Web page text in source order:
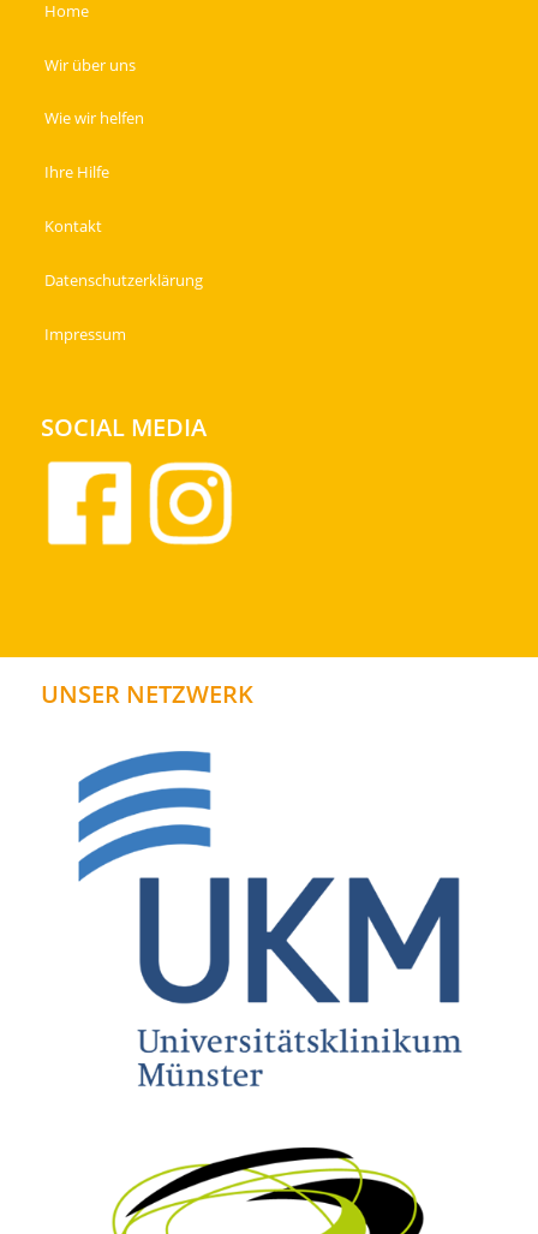
Home
Wir über uns
Wie wir helfen
Ihre Hilfe
Kontakt
Datenschutzerklärung
Impressum
SOCIAL MEDIA
UNSER NETZWERK